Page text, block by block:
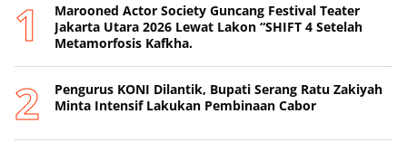
Marooned Actor Society Guncang Festival Teater
Jakarta Utara 2026 Lewat Lakon “SHIFT 4 Setelah
Metamorfosis Kafkha.
Pengurus KONI Dilantik, Bupati Serang Ratu Zakiyah
Minta Intensif Lakukan Pembinaan Cabor